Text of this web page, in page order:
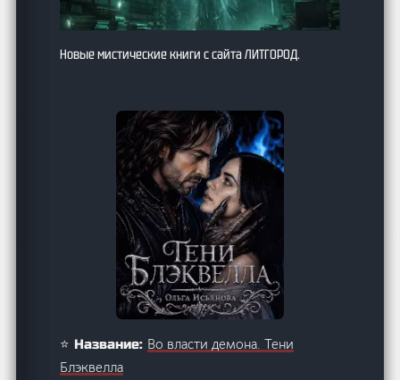
Новые мистические книги с сайта ЛИТГОРОД.
⭐ Название: Во власти демона. Тени
Блэквелла